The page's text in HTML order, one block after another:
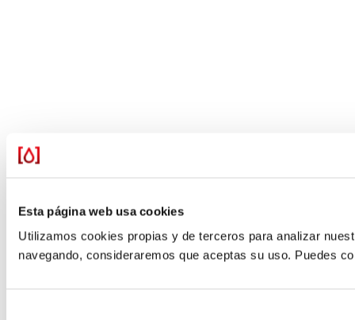
Esta página web usa cookies
Utilizamos cookies propias y de terceros para analizar
navegando, consideraremos que aceptas su uso. Puedes